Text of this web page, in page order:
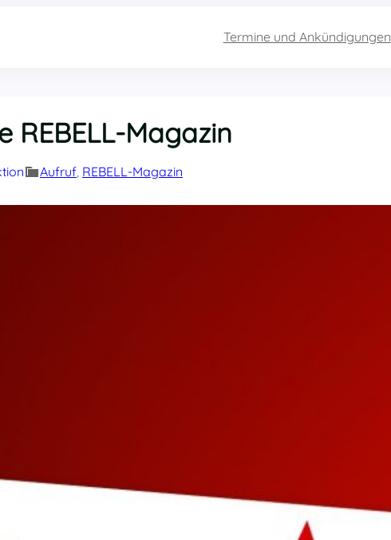
Termine und Ankündigungen
REBELL-Magazin
Aufruf REBELL-Magazin